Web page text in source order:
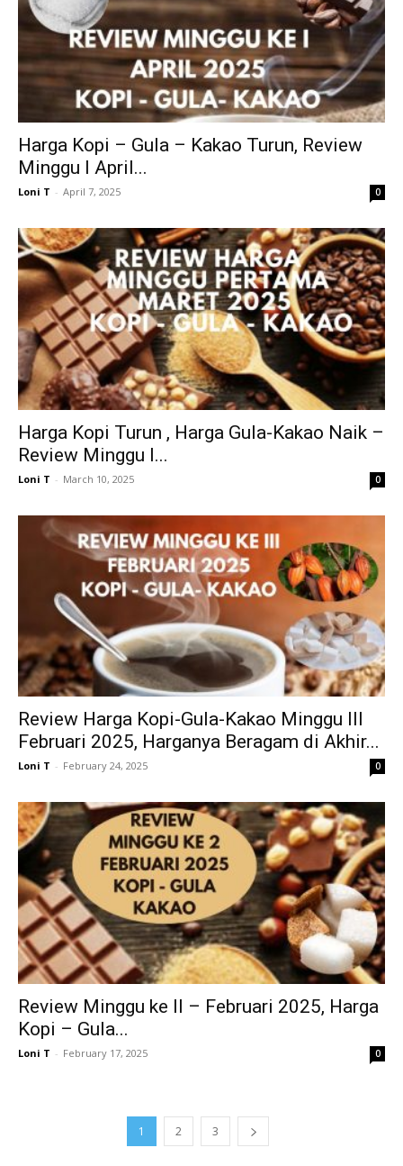
Harga Kopi – Gula – Kakao Turun, Review
Minggu I April...
Loni T - April 7, 2025 0
Harga Kopi Turun , Harga Gula-Kakao Naik –
Review Minggu I...
Loni T - March 10, 2025 0
Review Harga Kopi-Gula-Kakao Minggu III
Februari 2025, Harganya Beragam di Akhir...
Loni T - February 24, 2025 0
Review Minggu ke II – Februari 2025, Harga
Kopi – Gula...
Loni T - February 17, 2025 0
1 2 3